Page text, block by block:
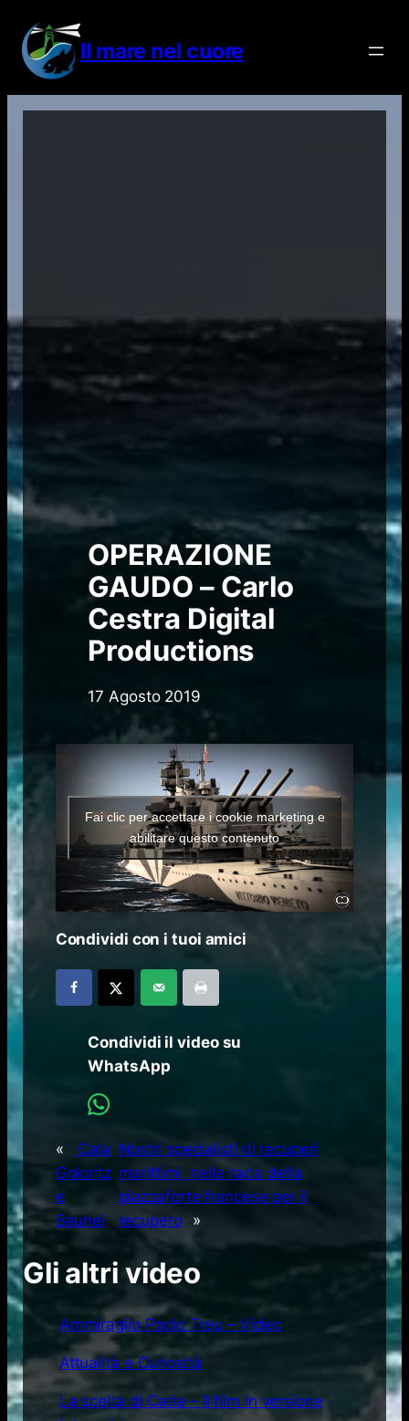
contenuto
Il mare nel cuore
OPERAZIONE
GAUDO – Carlo
Cestra Digital
Productions
17 Agosto 2019
Fai clic per accettare i cookie marketing e
abilitare questo contenuto
Condividi con i tuoi amici
Condividi il video su
WhatsApp
«
Cala
Goloritz
e
Baunei
Nostri specialisti di recuperi
marittimi, nella rada della
piazzaforte francese per il
recupero
»
Gli altri video
Ammiraglio Paolo Treu – Video
Attualità e Curiosità
La scelta di Catia – Il film in versione